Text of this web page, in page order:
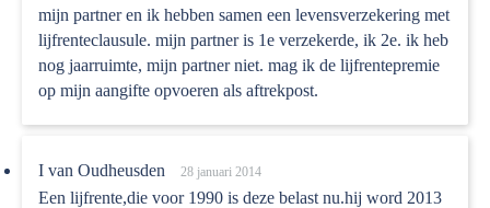
mijn partner en ik hebben samen een levensverzekering met
lijfrenteclausule. mijn partner is 1e verzekerde, ik 2e. ik heb
nog jaarruimte, mijn partner niet. mag ik de lijfrentepremie
op mijn aangifte opvoeren als aftrekpost.
I van Oudheusden 28 januari 2014
Een lijfrente,die voor 1990 is deze belast nu.hij word 2013